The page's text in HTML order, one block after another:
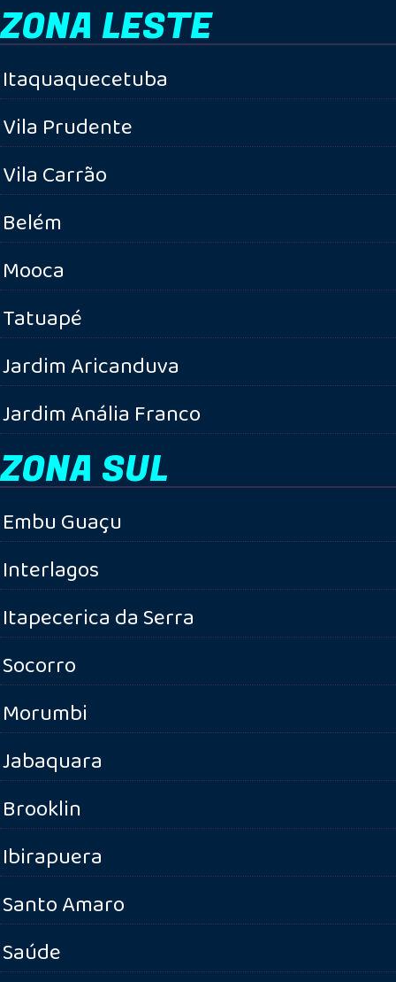
ZONA LESTE
Itaquaquecetuba
Vila Prudente
Vila Carrão
Belém
Mooca
Tatuapé
Jardim Aricanduva
Jardim Anália Franco
ZONA SUL
Embu Guaçu
Interlagos
Itapecerica da Serra
Socorro
Morumbi
Jabaquara
Brooklin
Ibirapuera
Santo Amaro
Saúde